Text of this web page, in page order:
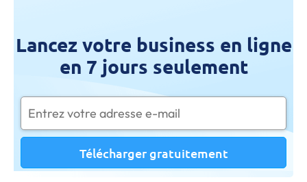
Lancez votre business en ligne
en 7 jours seulement
Télécharger gratuitement